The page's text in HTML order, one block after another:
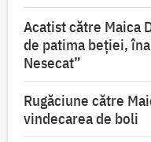
Acatist către Maica
de patima beției,
Nesecat”
Rugăciune către
vindecarea de boli